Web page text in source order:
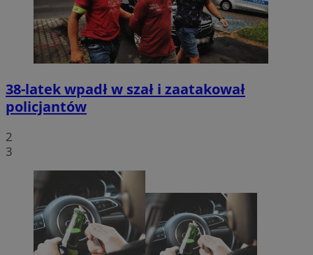
38-latek wpadł w szał i zaatakował
policjantów
2
3